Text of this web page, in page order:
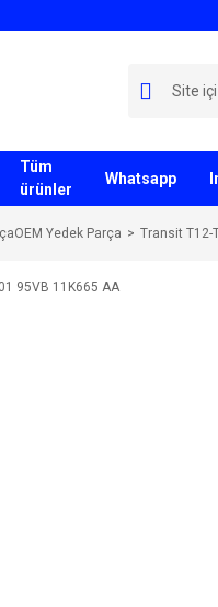
Tüm
ürünler
Whatsapp
Yedek Parça Transit T12-